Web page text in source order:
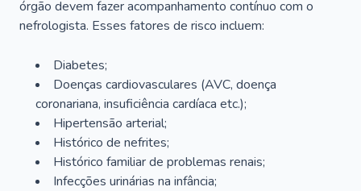
órgão devem fazer acompanhamento contínuo com o
nefrologista. Esses fatores de risco incluem:
Diabetes;
Doenças cardiovasculares (AVC, doença
coronariana, insuficiência cardíaca etc.);
Hipertensão arterial;
Histórico de nefrites;
Histórico familiar de problemas renais;
Infecções urinárias na infância;